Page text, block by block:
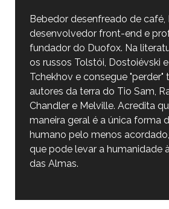
Bebedor desenfreado de café,
desenvolvedor front-end e
fundador do Duofox. Na
os russos Tolstói, Dostoiévski
Tchekhov e consegue
autores da terra do Tio Sam,
Chandler e Melville. Acredita
maneira geral é a única forma
humano pelo menos
que pode levar a humanidade
das Almas.